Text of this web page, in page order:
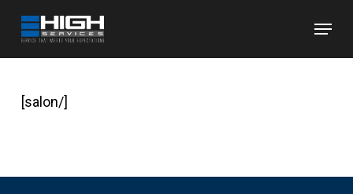
main
Menu
[salon/]